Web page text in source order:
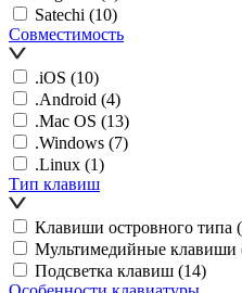
Satechi (10)
Совместимость
.iOS (10)
.Android (4)
.Mac OS (13)
.Windows (7)
.Linux (1)
Тип клавиш
Клавиши островного типа
Мультимедийные клавиши
Подсветка клавиш (14)